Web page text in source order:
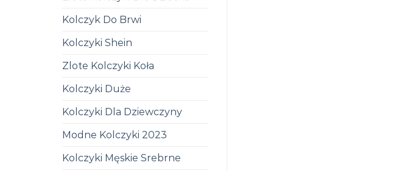
Kolczyk Do Brwi
Kolczyki Shein
Zlote Kolczyki Koła
Kolczyki Duże
Kolczyki Dla Dziewczyny
Modne Kolczyki 2023
Kolczyki Męskie Srebrne